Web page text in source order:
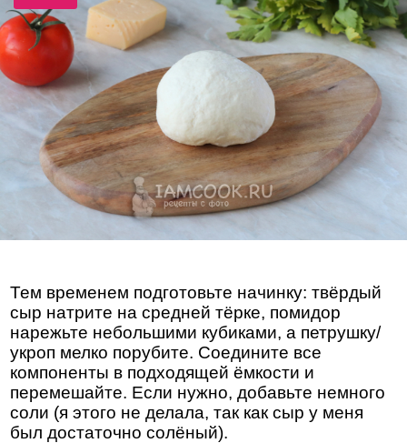
Тем временем подготовьте начинку: твёрдый
сыр натрите на средней тёрке, помидор
нарежьте небольшими кубиками, а петрушку/
укроп мелко порубите. Соедините все
компоненты в подходящей ёмкости и
перемешайте. Если нужно, добавьте немного
соли (я этого не делала, так как сыр у меня
был достаточно солёный).